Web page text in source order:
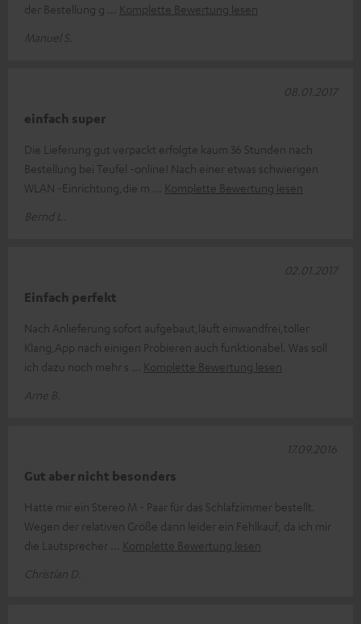
der Bestellung g
Komplette Bewertung lesen
Manuel S.
einfach super
Die Lieferung gut verpackt erfolgte kaum 36 Stunden nach
Bestellung bei Teufel -online! Nach einer etwas schwierigen
WLAN -Einrichtung,die m
Komplette Bewertung lesen
Bernd L.
08.01.2017
Einfach perfekt
Nach Anlieferung sofort aufgebaut,läuft einwandfrei,toller
Klang,App nach einigen Probieren auch funktionabel. Was soll
ich dazu noch mehr s
Komplette Bewertung lesen
Arne B.
02.01.2017
Gut aber nicht besonders
Hatte mir ein Stereo M - Paar für das Schlafzimmer bestellt.
Wegen der relativen Größe dann leider ein Fehlkauf, da ich mir
die Lautsprecher
Komplette Bewertung lesen
Christian D.
17.09.2016